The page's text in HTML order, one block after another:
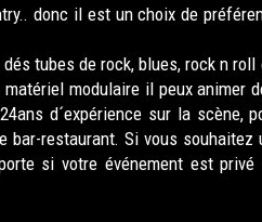
donc il est un choix de
tubes de rock, blues, rock n
modulaire il peux animer
d´expérience sur la scène,
restaurant. Si vous
si votre événement est